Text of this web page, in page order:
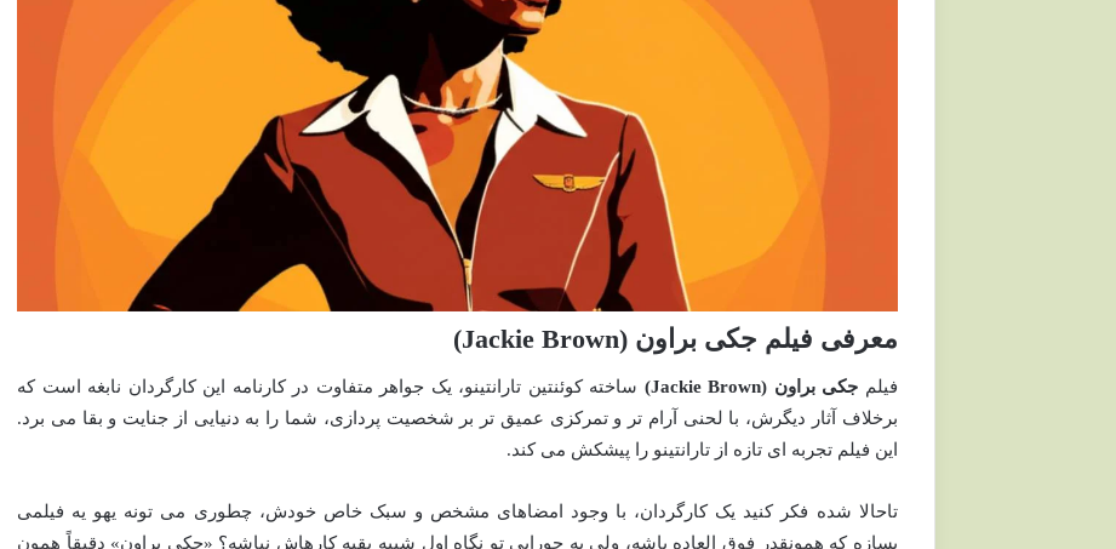
معرفی فیلم جکی براون (Jackie Brown)
فیلم جکی براون (Jackie Brown)
ساخته کوئنتین تارانتینو، یک جواهر متفاوت در کارنامه این کارگردان نابغه است که
برخلاف آثار دیگرش، با لحنی آرام تر و تمرکزی عمیق تر بر شخصیت پردازی، شما را به دنیایی از جنایت و بقا می برد.
این فیلم تجربه ای تازه از تارانتینو را پیشکش می کند.
تاحالا شده فکر کنید یک کارگردان، با وجود امضاهای مشخص و سبک خاص خودش، چطوری می تونه یهو یه فیلمی
بسازه که همونقدر فوق العاده باشه، ولی یه جورایی تو نگاه اول شبیه بقیه کارهاش نباشه؟ «جکی براون» دقیقاً همون